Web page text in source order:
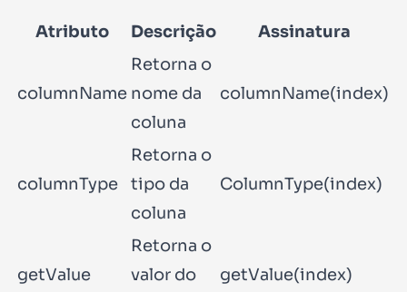
Atributo Descrição Assinatura
columnName
Retorna o
nome da
coluna
columnName(index)
columnType
Retorna o
tipo da
coluna
ColumnType(index)
getValue
Retorna o
valor do
getValue(index)